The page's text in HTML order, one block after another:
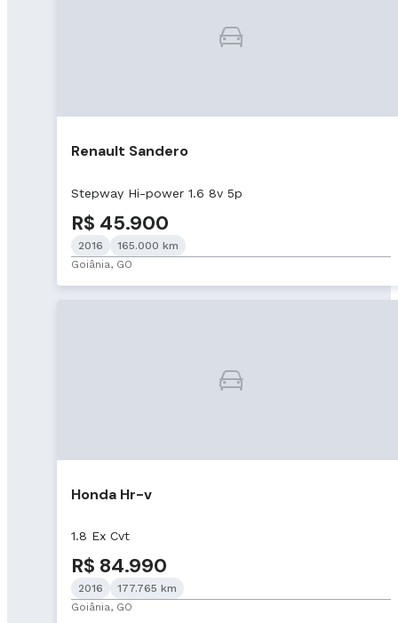
Renault Sandero
Stepway Hi-power 1.6 8v 5p
R$ 45.900
2016
165.000 km
Goiânia, GO
Honda Hr-v
1.8 Ex Cvt
R$ 84.990
2016
177.765 km
Goiânia, GO